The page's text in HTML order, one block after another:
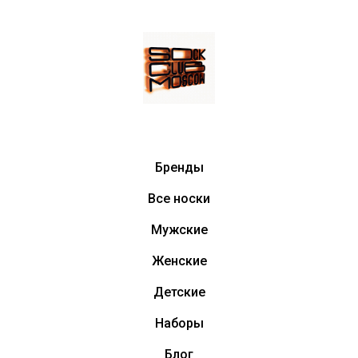
Бренды
Все носки
Мужские
Женские
Детские
Наборы
Блог